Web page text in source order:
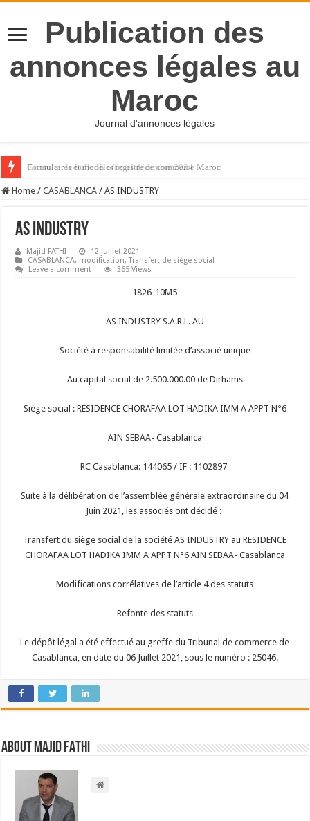
Publication des
annonces légales au
Maroc
Journal d'annonces légales
Formulaires et modèles registre de commerce Maroc
Home / CASABLANCA / AS INDUSTRY
AS INDUSTRY
Majid FATHI
12 juillet 2021
CASABLANCA, modification,Transfert de siège social
Leave a comment
365 Views
1826-10M5
AS INDUSTRY S.A.R.L. AU
Société à responsabilité limitée d’associé unique
Au capital social de 2.500.000.00 de Dirhams
Siège social : RESIDENCE CHORAFAA LOT HADIKA IMM A APPT N°6
AIN SEBAA- Casablanca
RC Casablanca: 144065 / IF : 1102897
Suite à la délibération de l’assemblée générale extraordinaire du 04
Juin 2021, les associés ont décidé :
Transfert du siège social de la société AS INDUSTRY au RESIDENCE
CHORAFAA LOT HADIKA IMM A APPT N°6 AIN SEBAA- Casablanca
Modifications corrélatives de l’article 4 des statuts
Refonte des statuts
Le dépôt légal a été effectué au greffe du Tribunal de commerce de
Casablanca, en date du 06 Juillet 2021, sous le numéro : 25046.
About Majid FATHI